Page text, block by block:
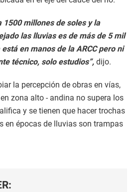
1500 millones de soles y la
las lluvias es de más de 5 mil
en manos de la ARCC pero ni
técnico, solo estudios”, dijo.
la percepción de obras en vías,
zona alto - andina no supera los
y se tienen que hacer trochas
en épocas de lluvias son trampas